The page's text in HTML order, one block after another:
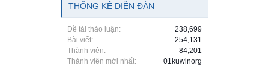
THỐNG KÊ DIỄN ĐÀN
Đề tài thảo luận:
238,699
Bài viết:
254,131
Thành viên:
84,201
Thành viên mới nhất:
01kuwinorg